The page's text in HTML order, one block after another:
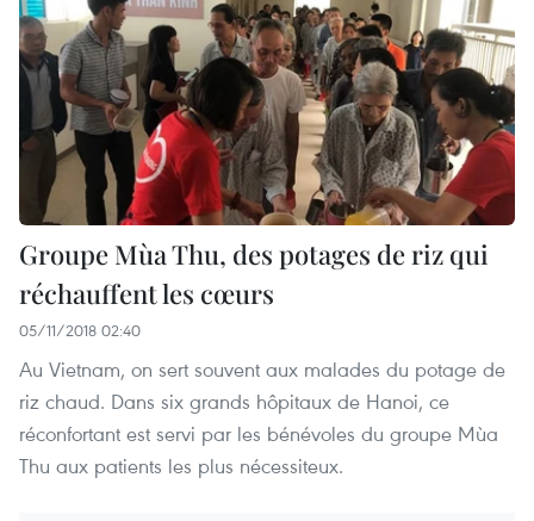
Groupe Mùa Thu, des potages de riz qui
réchauffent les cœurs
05/11/2018 02:40
Au Vietnam, on sert souvent aux malades du potage de
riz chaud. Dans six grands hôpitaux de Hanoi, ce
réconfortant est servi par les bénévoles du groupe Mùa
Thu aux patients les plus nécessiteux.